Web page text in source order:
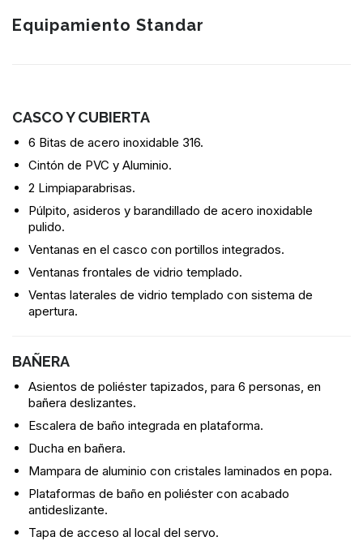
Equipamiento Standar
CASCO Y CUBIERTA
6 Bitas de acero inoxidable 316.
Cintón de PVC y Aluminio.
2 Limpiaparabrisas.
Púlpito, asideros y barandillado de acero inoxidable
pulido.
Ventanas en el casco con portillos integrados.
Ventanas frontales de vidrio templado.
Ventas laterales de vidrio templado con sistema de
apertura.
BAÑERA
Asientos de poliéster tapizados, para 6 personas, en
bañera deslizantes.
Escalera de baño integrada en plataforma.
Ducha en bañera.
Mampara de aluminio con cristales laminados en popa.
Plataformas de baño en poliéster con acabado
antideslizante.
Tapa de acceso al local del servo.